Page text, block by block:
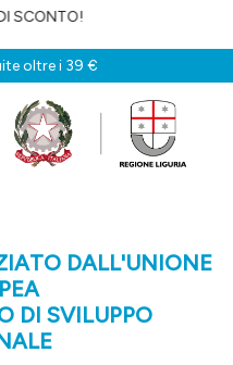
oltre i 39 €
DALL'UNIONE
DI SVILUPPO